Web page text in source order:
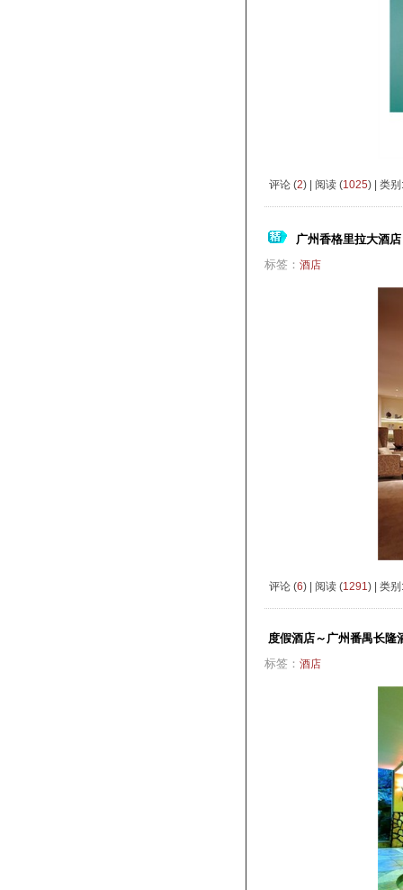
评论 (2) | 阅读 (1025) | 类别:
广州香格里拉大酒店
标签： 酒店
评论 (6) | 阅读 (1291) | 类别:
度假酒店～广州番禺长隆
标签： 酒店